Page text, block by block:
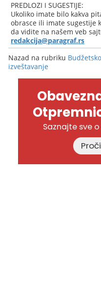
PREDLOZI I SUGESTIJE:
Ukoliko imate bilo kakva
obrasce ili imate sugestije
da vidite na našem veb
redakcija@paragraf.rs
Nazad na rubriku
izveštavanje
Saznajte sve